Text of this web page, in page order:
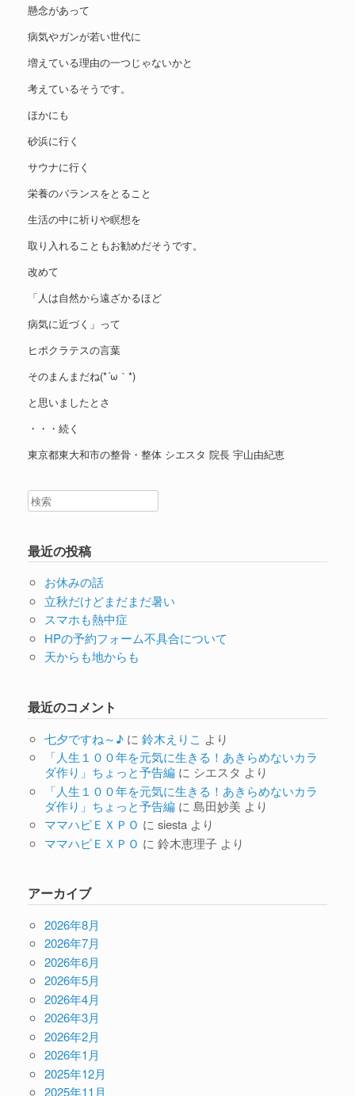
懸念があって
病気やガンが若い世代に
増えている理由の一つじゃないかと
考えているそうです。
ほかにも
砂浜に行く
サウナに行く
栄養のバランスをとること
生活の中に祈りや瞑想を
取り入れることもお勧めだそうです。
改めて
「人は自然から遠ざかるほど
病気に近づく」って
ヒポクラテスの言葉
そのまんまだね(*´ω｀*)
と思いましたとさ
・・・続く
東京都東大和市の整骨・整体 シエスタ 院長 宇山由紀恵
最近の投稿
お休みの話
立秋だけどまだまだ暑い
スマホも熱中症
HPの予約フォーム不具合について
天からも地からも
最近のコメント
七夕ですね～♪に 鈴木えりこ より
「人生１００年を元気に生きる！あきらめないカラ
ダ作り」ちょっと予告編に シエスタ より
「人生１００年を元気に生きる！あきらめないカラ
ダ作り」ちょっと予告編に 島田妙美 より
ママハピＥＸＰＯ に siestaより
ママハピＥＸＰＯ に 鈴木恵理子より
アーカイブ
2026年8月
2026年7月
2026年6月
2026年5月
2026年4月
2026年3月
2026年2月
2026年1月
2025年12月
2025年11月